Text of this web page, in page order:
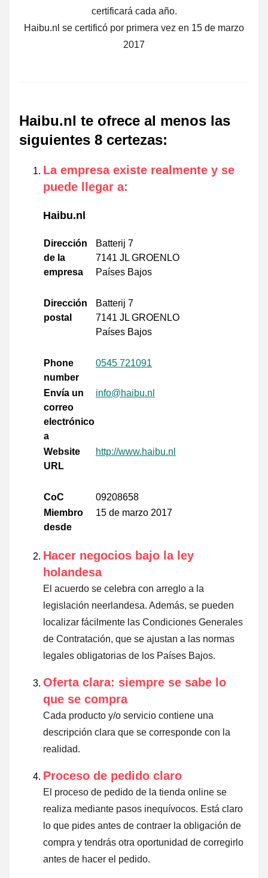
certificará cada año.
Haibu.nl se certificó por primera vez en 15 de marzo
2017
Haibu.nl te ofrece al menos las
siguientes 8 certezas:
La empresa existe realmente y se
puede llegar a:
Haibu.nl
Dirección
de la
empresa
Batterij 7
7141 JL GROENLO
Países Bajos
Dirección
postal
Batterij 7
7141 JL GROENLO
Países Bajos
Phone
number
0545 721091
Envía un
correo
electrónico
a
info@haibu.nl
Website
URL
http://www.haibu.nl
CoC
09208658
Miembro
desde
15 de marzo 2017
Hacer negocios bajo la ley
holandesa
El acuerdo se celebra con arreglo a la
legislación neerlandesa. Además, se pueden
localizar fácilmente las Condiciones Generales
de Contratación, que se ajustan a las normas
legales obligatorias de los Países Bajos.
Oferta clara: siempre se sabe lo
que se compra
Cada producto y/o servicio contiene una
descripción clara que se corresponde con la
realidad.
Proceso de pedido claro
El proceso de pedido de la tienda online se
realiza mediante pasos inequívocos. Está claro
lo que pides antes de contraer la obligación de
compra y tendrás otra oportunidad de corregirlo
antes de hacer el pedido.